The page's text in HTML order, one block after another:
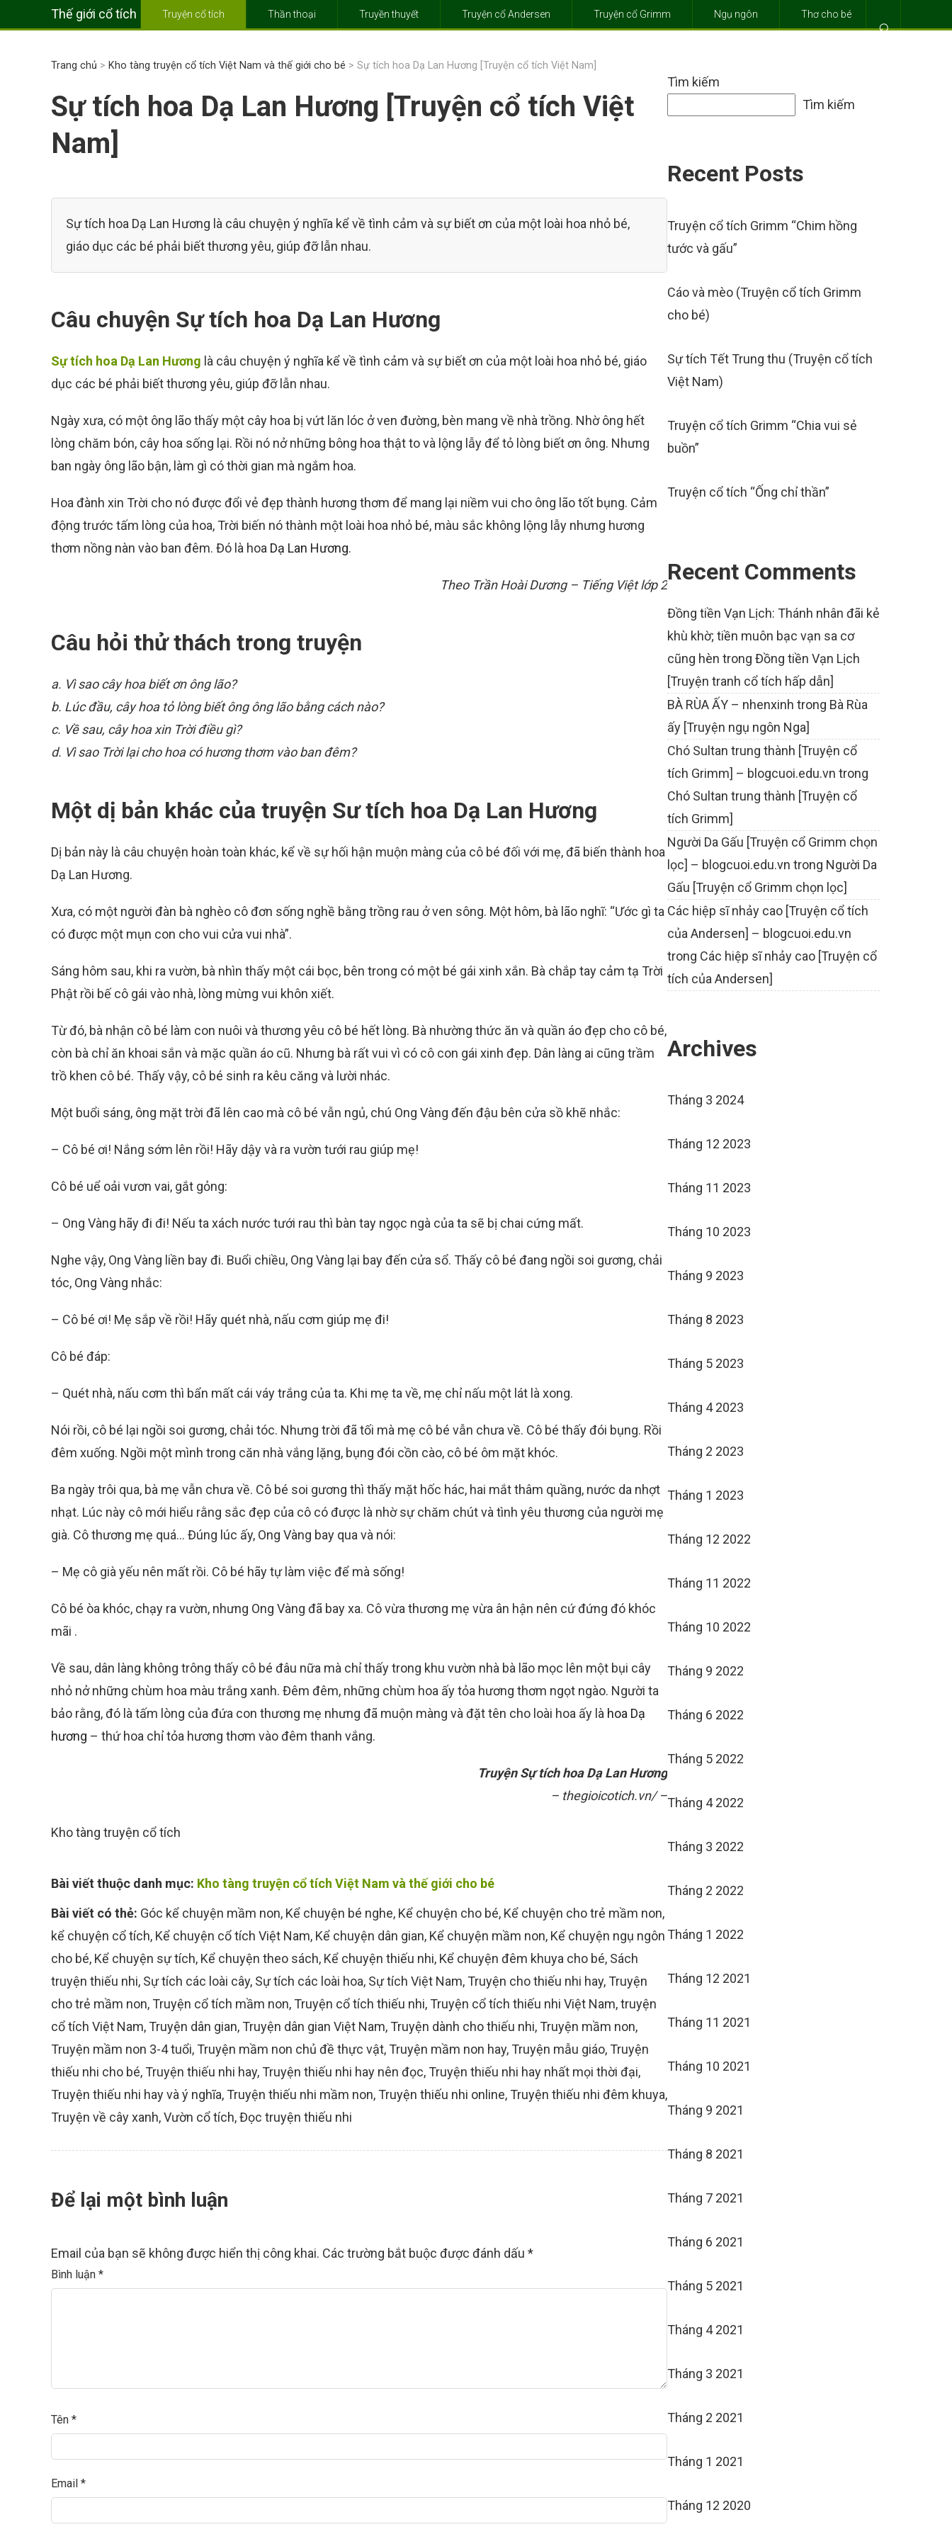
Thế giới cổ tích
⌕
Truyện cổ tích Thần thoại Truyền thuyết Truyện cổ Andersen Truyện cổ Grimm Ngụ ngôn Thơ cho bé
Trang chủ > Kho tàng truyện cổ tích Việt Nam và thế giới cho bé > Sự tích hoa Dạ Lan Hương [Truyện cổ tích Việt Nam]
Sự tích hoa Dạ Lan Hương [Truyện cổ tích Việt
Nam]
Sự tích hoa Dạ Lan Hương là câu chuyện ý nghĩa kể về tình cảm và sự biết ơn của một loài hoa nhỏ bé,
giáo dục các bé phải biết thương yêu, giúp đỡ lẫn nhau.
Câu chuyện Sự tích hoa Dạ Lan Hương
Sự tích hoa Dạ Lan Hương là câu chuyện ý nghĩa kể về tình cảm và sự biết ơn của một loài hoa nhỏ bé, giáo
dục các bé phải biết thương yêu, giúp đỡ lẫn nhau.
Ngày xưa, có một ông lão thấy một cây hoa bị vứt lăn lóc ở ven đường, bèn mang về nhà trồng. Nhờ ông hết
lòng chăm bón, cây hoa sống lại. Rồi nó nở những bông hoa thật to và lộng lẫy để tỏ lòng biết ơn ông. Nhưng
ban ngày ông lão bận, làm gì có thời gian mà ngắm hoa.
Hoa đành xin Trời cho nó được đổi vẻ đẹp thành hương thơm để mang lại niềm vui cho ông lão tốt bụng. Cảm
động trước tấm lòng của hoa, Trời biến nó thành một loài hoa nhỏ bé, màu sắc không lộng lẫy nhưng hương
thơm nồng nàn vào ban đêm. Đó là hoa Dạ Lan Hương.
Theo Trần Hoài Dương – Tiếng Việt lớp 2
Câu hỏi thử thách trong truyện
a. Vì sao cây hoa biết ơn ông lão?
b. Lúc đầu, cây hoa tỏ lòng biết ông ông lão bằng cách nào?
c. Về sau, cây hoa xin Trời điều gì?
d. Vì sao Trời lại cho hoa có hương thơm vào ban đêm?
Một dị bản khác của truyện Sư tích hoa Dạ Lan Hương
Dị bản này là câu chuyện hoàn toàn khác, kể về sự hối hận muộn màng của cô bé đối với mẹ, đã biến thành hoa
Dạ Lan Hương.
Xưa, có một người đàn bà nghèo cô đơn sống nghề bằng trồng rau ở ven sông. Một hôm, bà lão nghĩ: “Ước gì ta
có được một mụn con cho vui cửa vui nhà”.
Sáng hôm sau, khi ra vườn, bà nhìn thấy một cái bọc, bên trong có một bé gái xinh xắn. Bà chắp tay cảm tạ Trời
Phật rồi bế cô gái vào nhà, lòng mừng vui khôn xiết.
Từ đó, bà nhận cô bé làm con nuôi và thương yêu cô bé hết lòng. Bà nhường thức ăn và quần áo đẹp cho cô bé,
còn bà chỉ ăn khoai sắn và mặc quần áo cũ. Nhưng bà rất vui vì có cô con gái xinh đẹp. Dân làng ai cũng trầm
trồ khen cô bé. Thấy vậy, cô bé sinh ra kêu căng và lười nhác.
Một buổi sáng, ông mặt trời đã lên cao mà cô bé vẫn ngủ, chú Ong Vàng đến đậu bên cửa sồ khẽ nhắc:
– Cô bé ơi! Nắng sớm lên rồi! Hãy dậy và ra vườn tưới rau giúp mẹ!
Cô bé uể oải vươn vai, gắt gỏng:
– Ong Vàng hãy đi đi! Nếu ta xách nước tưới rau thì bàn tay ngọc ngà của ta sẽ bị chai cứng mất.
Nghe vậy, Ong Vàng liền bay đi. Buổi chiều, Ong Vàng lại bay đến cửa sổ. Thấy cô bé đang ngồi soi gương, chải
tóc, Ong Vàng nhắc:
– Cô bé ơi! Mẹ sắp về rồi! Hãy quét nhà, nấu cơm giúp mẹ đi!
Cô bé đáp:
– Quét nhà, nấu cơm thì bẩn mất cái váy trắng của ta. Khi mẹ ta về, mẹ chỉ nấu một lát là xong.
Nói rồi, cô bé lại ngồi soi gương, chải tóc. Nhưng trời đã tối mà mẹ cô bé vẫn chưa về. Cô bé thấy đói bụng. Rồi
đêm xuống. Ngồi một mình trong căn nhà vắng lặng, bụng đói cồn cào, cô bé ôm mặt khóc.
Ba ngày trôi qua, bà mẹ vẫn chưa về. Cô bé soi gương thì thấy mặt hốc hác, hai mắt thâm quầng, nước da nhợt
nhạt. Lúc này cô mới hiểu rằng sắc đẹp của cô có được là nhờ sự chăm chút và tình yêu thương của người mẹ
già. Cô thương mẹ quá… Đúng lúc ấy, Ong Vàng bay qua và nói:
– Mẹ cô già yếu nên mất rồi. Cô bé hãy tự làm việc để mà sống!
Cô bé òa khóc, chạy ra vườn, nhưng Ong Vàng đã bay xa. Cô vừa thương mẹ vừa ân hận nên cứ đứng đó khóc
mãi .
Về sau, dân làng không trông thấy cô bé đâu nữa mà chỉ thấy trong khu vườn nhà bà lão mọc lên một bụi cây
nhỏ nở những chùm hoa màu trắng xanh. Đêm đêm, những chùm hoa ấy tỏa hương thơm ngọt ngào. Người ta
bảo rằng, đó là tấm lòng của đứa con thương mẹ nhưng đã muộn màng và đặt tên cho loài hoa ấy là hoa Dạ
hương – thứ hoa chỉ tỏa hương thơm vào đêm thanh vắng.
Truyện Sự tích hoa Dạ Lan Hương
– thegioicotich.vn/ –
Kho tàng truyện cổ tích
Bài viết thuộc danh mục: Kho tàng truyện cổ tích Việt Nam và thế giới cho bé
Bài viết có thẻ: Góc kể chuyện mầm non, Kể chuyện bé nghe, Kể chuyện cho bé, Kể chuyện cho trẻ mầm non,
kể chuyện cổ tích, Kể chuyện cổ tích Việt Nam, Kể chuyện dân gian, Kể chuyện mầm non, Kể chuyện ngụ ngôn
cho bé, Kể chuyện sự tích, Kể chuyện theo sách, Kể chuyện thiếu nhi, Kể chuyện đêm khuya cho bé, Sách
truyện thiếu nhi, Sự tích các loài cây, Sự tích các loài hoa, Sự tích Việt Nam, Truyện cho thiếu nhi hay, Truyện
cho trẻ mầm non, Truyện cổ tích mầm non, Truyện cổ tích thiếu nhi, Truyện cổ tích thiếu nhi Việt Nam,truyện
cổ tích Việt Nam, Truyện dân gian, Truyện dân gian Việt Nam, Truyện dành cho thiếu nhi, Truyện mầm non,
Truyện mầm non 3-4 tuổi, Truyện mầm non chủ đề thực vật, Truyện mầm non hay, Truyện mẫu giáo, Truyện
thiếu nhi cho bé, Truyện thiếu nhi hay, Truyện thiếu nhi hay nên đọc, Truyện thiếu nhi hay nhất mọi thời đại,
Truyện thiếu nhi hay và ý nghĩa, Truyện thiếu nhi mầm non, Truyện thiếu nhi online, Truyện thiếu nhi đêm khuya,
Truyện về cây xanh,Vườn cổ tích,Đọc truyện thiếu nhi
Để lại một bình luận
Email của bạn sẽ không được hiển thị công khai. Các trường bắt buộc được đánh dấu *
Bình luận *
Tên *
Email *
Tìm kiếm
Tìm kiếm
Recent Posts
Truyện cổ tích Grimm “Chim hồng
tước và gấu”
Cáo và mèo (Truyện cổ tích Grimm
cho bé)
Sự tích Tết Trung thu (Truyện cổ tích
Việt Nam)
Truyện cổ tích Grimm “Chia vui sẻ
buồn”
Truyện cổ tích “Ống chỉ thần”
Recent Comments
Đồng tiền Vạn Lịch: Thánh nhân đãi kẻ
khù khờ; tiền muôn bạc vạn sa cơ
cũng hèn trong Đồng tiền Vạn Lịch
[Truyện tranh cổ tích hấp dẫn]
BÀ RÙA ẤY – nhenxinh trong Bà Rùa
ấy [Truyện ngụ ngôn Nga]
Chó Sultan trung thành [Truyện cổ
tích Grimm] – blogcuoi.edu.vn trong
Chó Sultan trung thành [Truyện cổ
tích Grimm]
Người Da Gấu [Truyện cổ Grimm chọn
lọc] – blogcuoi.edu.vn trong Người Da
Gấu [Truyện cổ Grimm chọn lọc]
Các hiệp sĩ nhảy cao [Truyện cổ tích
của Andersen] – blogcuoi.edu.vn
trong Các hiệp sĩ nhảy cao [Truyện cổ
tích của Andersen]
Archives
Tháng 3 2024
Tháng 12 2023
Tháng 11 2023
Tháng 10 2023
Tháng 9 2023
Tháng 8 2023
Tháng 5 2023
Tháng 4 2023
Tháng 2 2023
Tháng 1 2023
Tháng 12 2022
Tháng 11 2022
Tháng 10 2022
Tháng 9 2022
Tháng 6 2022
Tháng 5 2022
Tháng 4 2022
Tháng 3 2022
Tháng 2 2022
Tháng 1 2022
Tháng 12 2021
Tháng 11 2021
Tháng 10 2021
Tháng 9 2021
Tháng 8 2021
Tháng 7 2021
Tháng 6 2021
Tháng 5 2021
Tháng 4 2021
Tháng 3 2021
Tháng 2 2021
Tháng 1 2021
Tháng 12 2020